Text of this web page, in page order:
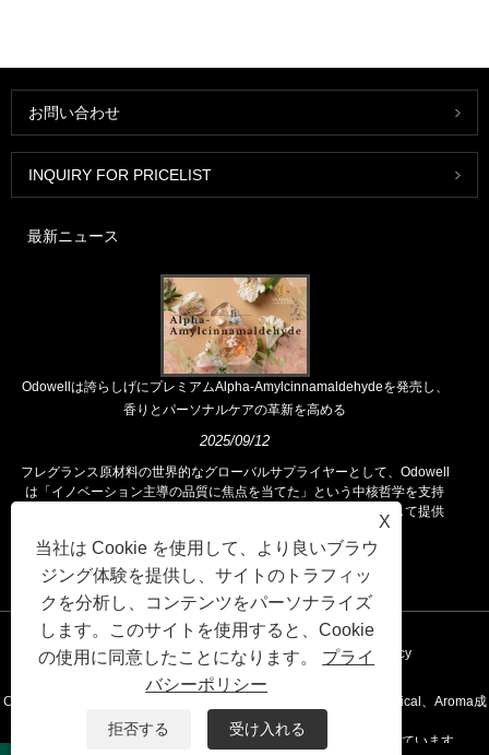
お問い合わせ
INQUIRY FOR PRICELIST
最新ニュース
Odowellは誇らしげにプレミアムAlpha-Amylcinnamaldehydeを発売し、
香りとパーソナルケアの革新を高める
2025/09/12
フレグランス原材料の世界的なグローバルサプライヤーとして、Odowell
は「イノベーション主導の品質に焦点を当てた」という中核哲学を支持
し、世界中の顧客に優れたフレグランスソリューションを一貫して提供
リンク Sitemap RSS XML Privacy Policy
Copyright©2020 Kunshan Odowell Co。、Ltd -China Aroma Chemical、Aroma成
分メーカー、エッセンシャルオイルサプライヤー全員が留保されています。
X
当社は Cookie を使用して、より良いブラウ
ジング体験を提供し、サイトのトラフィッ
クを分析し、コンテンツをパーソナライズ
します。このサイトを使用すると、Cookie
の使用に同意したことになります。 プライ
バシーポリシー
拒否する 受け入れる